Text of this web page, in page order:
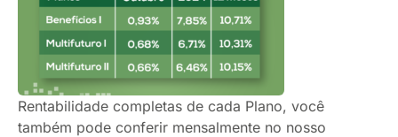
Rentabilidade completas de cada Plano, você
também pode conferir mensalmente no nosso